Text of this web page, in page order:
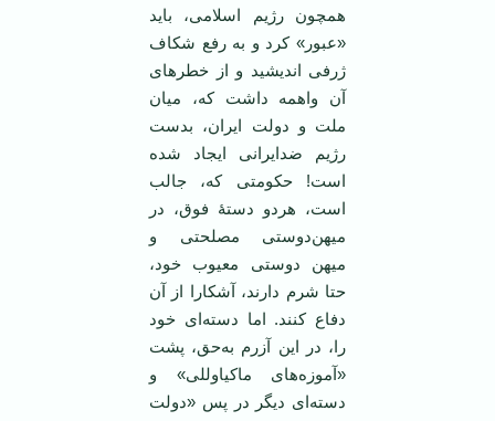
همچون رژیم اسلامی، باید
«عبور» کرد و به رفع شکاف
ژرفی اندیشید و از خطرهای
آن واهمه داشت که، میان
ملت و دولت ایران، بدست
رژیم ضدایرانی ایجاد شده
است! حکومتی که، جالب
است، هردو دستۀ فوق، در
میهن‌دوستی مصلحتی و
میهن دوستی معیوب خود،
حتا شرم دارند، آشکارا از آن
دفاع کنند. اما دسته‌ای خود
را، در این آزرم به‌حق، پشت
«آموزه‌های ماکیاوللی» و
دسته‌ای دیگر در پس «دولت